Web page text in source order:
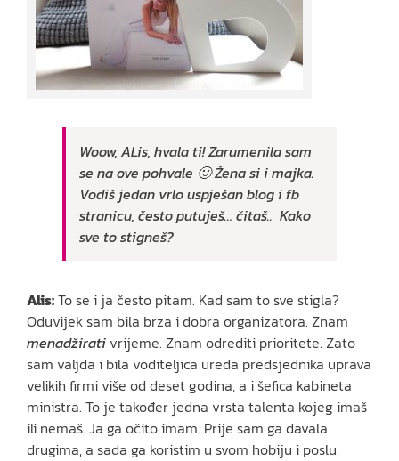
Woow, ALis, hvala ti! Zarumenila sam
se na ove pohvale 🙂 Žena si i majka.
Vodiš jedan vrlo uspješan blog i fb
stranicu, često putuješ… čitaš.. Kako
sve to stigneš?
Alis:To se i ja često pitam. Kad sam to sve stigla?
Oduvijek sam bila brza i dobra organizatora. Znam
menadžirati vrijeme. Znam odrediti prioritete. Zato
sam valjda i bila voditeljica ureda predsjednika uprava
velikih firmi više od deset godina, a i šefica kabineta
ministra. To je također jedna vrsta talenta kojeg imaš
ili nemaš. Ja ga očito imam. Prije sam ga davala
drugima, a sada ga koristim u svom hobiju i poslu.